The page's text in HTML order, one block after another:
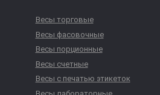
Весы торговые
Весы фасовочные
Весы порционные
Весы счетные
Весы с печатью этикеток